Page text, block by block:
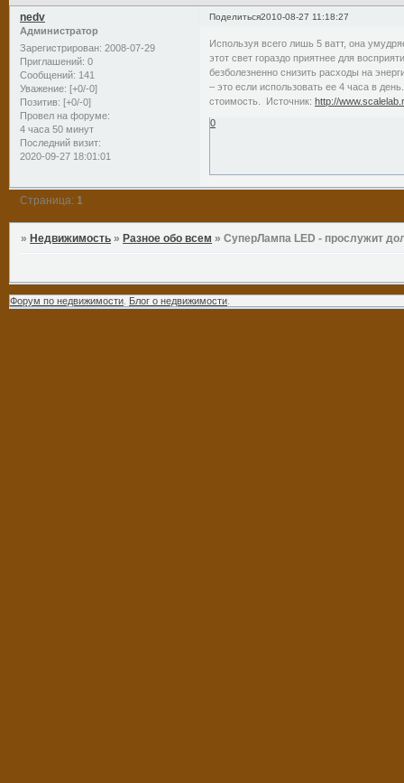
Поделиться2010-08-27 11:18:27
nedv
Администратор
Зарегистрирован: 2008-07-29
Приглашений: 0
Сообщений: 141
Уважение: [+0/-0]
Позитив: [+0/-0]
Провел на форуме:
4 часа 50 минут
Последний визит:
2020-09-27 18:01:01
Используя всего лишь 5 ватт, она
этот свет гораздо приятнее для
безболезненно снизить расходы на
– это если использовать ее 4 часа в
стоимость. Источник:http://
0
Страница:1
» Недвижимость » Разное обо всем »СуперЛампа LED - прослужит
Форум по недвижимости Блог о недвижимости